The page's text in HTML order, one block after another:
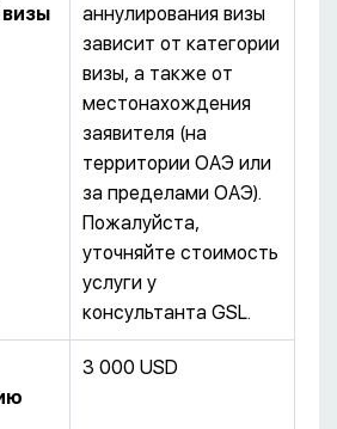
аннулирования визы
зависит от категории
визы, а также от
местонахождения
заявителя (на
территории ОАЭ или
за пределами ОАЭ).
Пожалуйста,
уточняйте стоимость
услуги у
консультанта GSL.
3 000 USD